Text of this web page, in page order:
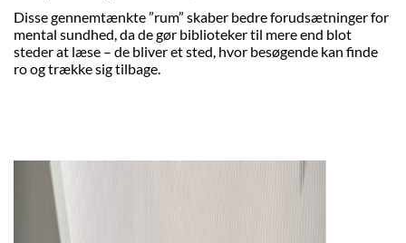
Disse gennemtænkte ”rum” skaber bedre forudsætninger for
mental sundhed, da de gør biblioteker til mere end blot
steder at læse – de bliver et sted, hvor besøgende kan finde
ro og trække sig tilbage.